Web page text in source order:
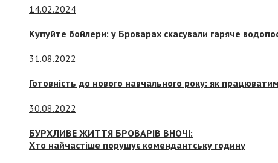
14.02.2024
Купуйте бойлери: у Броварах скасували гаряче
31.08.2022
Готовність до нового навчального року: як
30.08.2022
БУРХЛИВЕ ЖИТТЯ БРОВАРІВ ВНОЧІ:
Хто найчастіше порушує комендантську годину